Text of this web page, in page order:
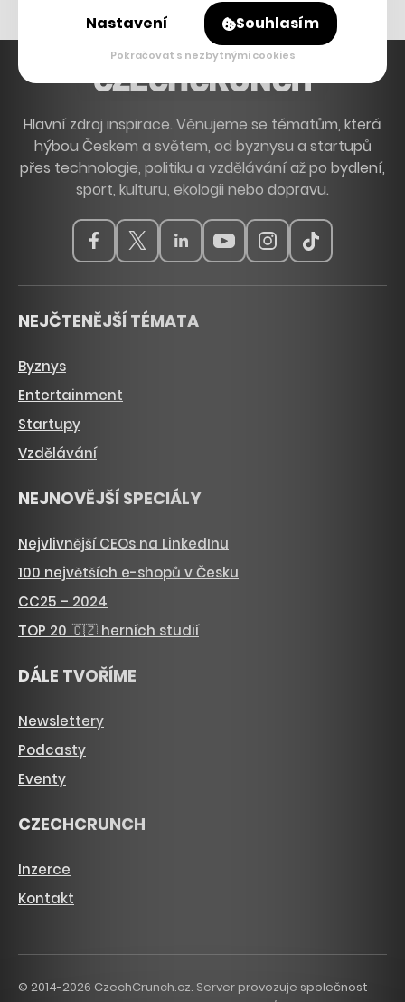
Hlavní zdroj inspirace. Věnujeme se tématům, která
hýbou Českem a světem, od byznysu a startupů
přes technologie, politiku a vzdělávání až po bydlení,
sport, kulturu, ekologii nebo dopravu.
NEJČTENĚJŠÍ TÉMATA
Byznys
Entertainment
Startupy
Vzdělávání
NEJNOVĚJŠÍ SPECIÁLY
Nejvlivnější CEOs na LinkedInu
100 největších e-shopů v Česku
CC25 – 2024
TOP 20 🇨🇿 herních studií
DÁLE TVOŘÍME
Newslettery
Podcasty
Eventy
CZECHCRUNCH
Inzerce
Kontakt
© 2014-2026 CzechCrunch.cz. Server provozuje společnost
Nastavení Souhlasím
Pokračovat s nezbytnými cookies